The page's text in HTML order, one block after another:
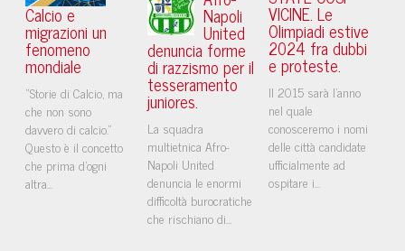
Calcio e
migrazioni un
fenomeno
mondiale
“Storie di Calcio, ma
che non sono
davvero di calcio.”
Questo è il concetto
che prima d'ogni
altra...
Napoli
United
denuncia forme
di razzismo per il
tesseramento
juniores.
La squadra
multietnica Afro-
Napoli United
denuncia le enormi
difficoltà burocratiche
che rischiano di...
VICINE. Le
Olimpiadi estive
2024 fra dubbi
e proteste.
Il 2015 sarà l'anno
nel quale
conosceremo i nomi
delle città candidate
ufficialmente ad
ospitare i...